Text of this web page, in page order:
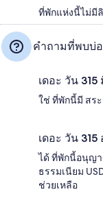
ที่พักแห่งนี้ไม่มี
คำถามที่พบบ่
เดอะ วัน
ใช่ ที่พักนี้มี สร
เดอะ วัน
ได้ ที่พักนี้อนุญา
ธรรมเนียม
ช่วยเหลือ